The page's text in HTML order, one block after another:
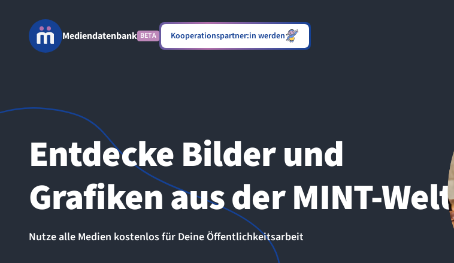
Mediendatenbank BETA Kooperationspartner:in werden
Entdecke Bilder und
Grafiken aus der MINT-Welt
Nutze alle Medien kostenlos für Deine Öffentlichkeitsarbeit